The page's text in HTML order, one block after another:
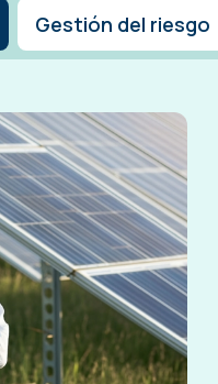
Gestión del riesgo